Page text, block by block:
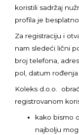
koristili sadržaj
profila je besplatno.
Za registraciju i
nam sledeći lični
broj telefona,
pol, datum rođenja
Koleks d.o.o.
registrovanom
kako bismo
najbolju